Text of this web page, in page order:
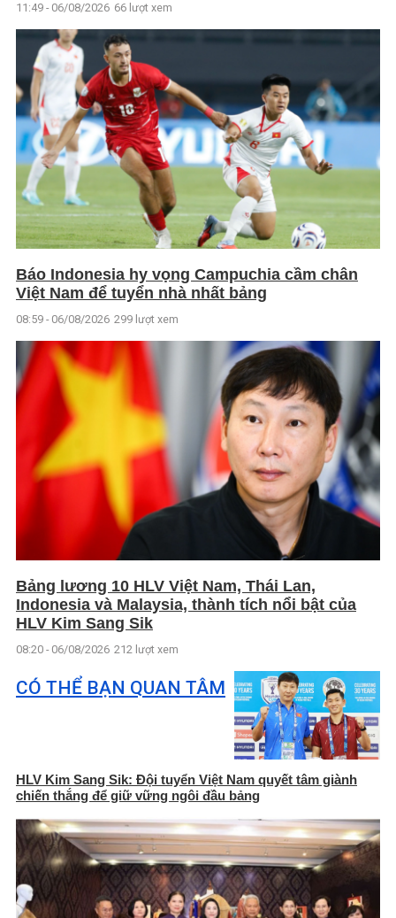
11:49 - 06/08/2026 66 lượt xem
Báo Indonesia hy vọng Campuchia cầm chân
Việt Nam để tuyển nhà nhất bảng
08:59 - 06/08/2026 299 lượt xem
Bảng lương 10 HLV Việt Nam, Thái Lan,
Indonesia và Malaysia, thành tích nổi bật của
HLV Kim Sang Sik
08:20 - 06/08/2026 212 lượt xem
CÓ THỂ BẠN QUAN TÂM
HLV Kim Sang Sik: Đội tuyển Việt Nam quyết tâm giành
chiến thắng để giữ vững ngôi đầu bảng